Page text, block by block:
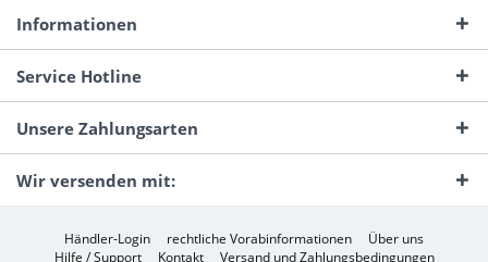
Informationen
Service Hotline
Unsere Zahlungsarten
Wir versenden mit:
Händler-Login rechtliche Vorabinformationen
Über uns
Hilfe / Support
Kontakt Versand und Zahlungsbedingungen